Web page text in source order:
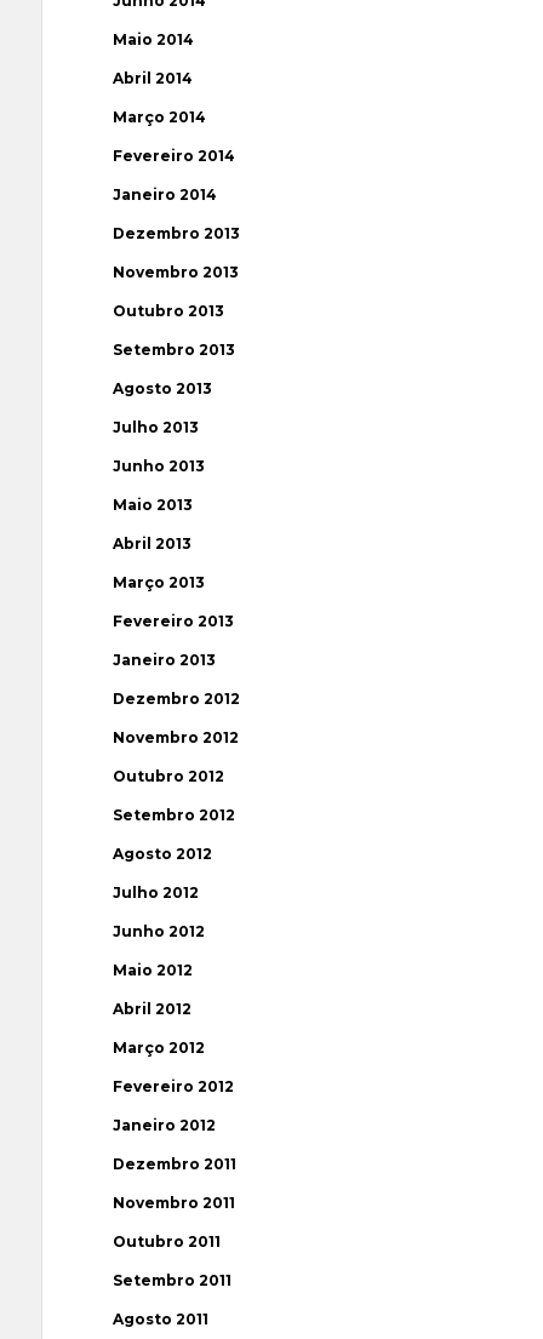
Maio 2014
Abril 2014
Março 2014
Fevereiro 2014
Janeiro 2014
Dezembro 2013
Novembro 2013
Outubro 2013
Setembro 2013
Agosto 2013
Julho 2013
Junho 2013
Maio 2013
Abril 2013
Março 2013
Fevereiro 2013
Janeiro 2013
Dezembro 2012
Novembro 2012
Outubro 2012
Setembro 2012
Agosto 2012
Julho 2012
Junho 2012
Maio 2012
Abril 2012
Março 2012
Fevereiro 2012
Janeiro 2012
Dezembro 2011
Novembro 2011
Outubro 2011
Setembro 2011
Agosto 2011